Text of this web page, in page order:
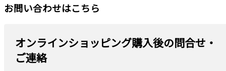
お問い合わせはこちら
オンラインショッピング購入後の問合せ・
ご連絡